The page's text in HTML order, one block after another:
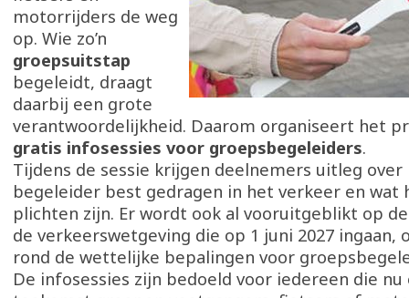
motorrijders de weg
op. Wie zo’n
groepsuitstap
begeleidt, draagt
daarbij een grote
verantwoordelijkheid. Daarom organiseert het
gratis infosessies voor groepsbegeleiders.
Tijdens de sessie krijgen deelnemers uitleg over
begeleider best gedragen in het verkeer en wat
plichten zijn. Er wordt ook al vooruitgeblikt op
de verkeerswetgeving die op 1 juni 2027 ingaan,
rond de wettelijke bepalingen voor
De infosessies zijn bedoeld voor iedereen die